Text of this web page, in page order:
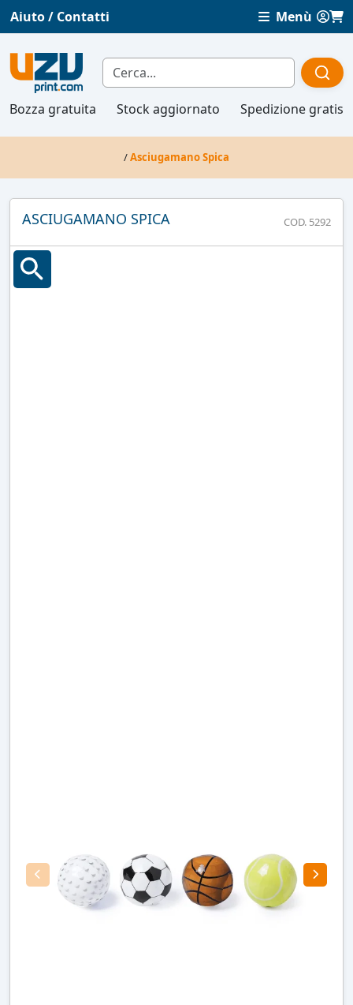
Aiuto / Contatti Menù
Bozza gratuita Stock aggiornato Spedizione gratis
/Asciugamano Spica
ASCIUGAMANO SPICA COD. 5292